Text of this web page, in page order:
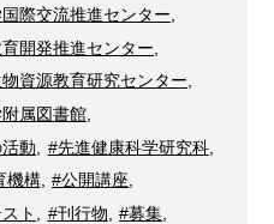
際交流推進センター
開発推進センター
資源教育研究センター,
属図書館,
動 #先進健康科学研究科,
機構, #公開講座
ト #刊行物 #募集